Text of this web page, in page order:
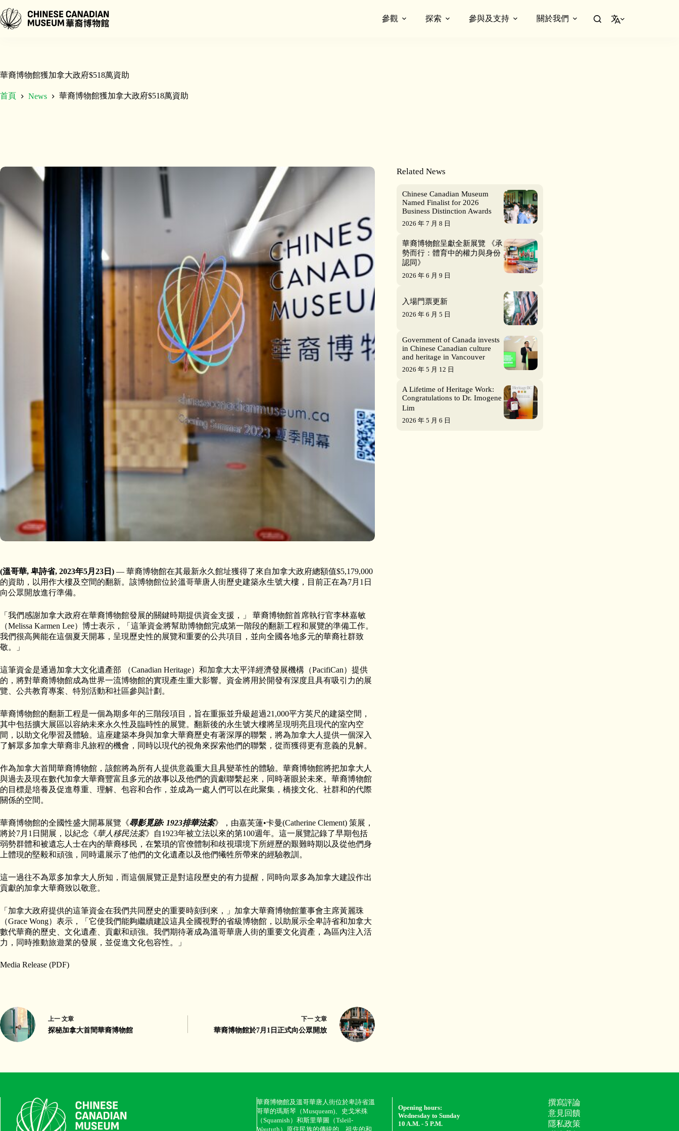
至
主
參觀 探索 參與及支持 關於我們
繁體中文
華裔博物館獲加拿大政府$518萬資助
首頁 News 華裔博物館獲加拿大政府$518萬資助
(溫哥華, 卑詩省, 2023年5月23日) — 華裔博物館在其最新永久館址獲得了來自加拿大政府總額值$5,179,000
的資助，以用作大樓及空間的翻新。該博物館位於溫哥華唐人街歷史建築永生號大樓，目前正在為7月1日
向公眾開放進行準備。
「我們感謝加拿大政府在華裔博物館發展的關鍵時期提供資金支援，」 華裔博物館首席執行官李林嘉敏
（Melissa Karmen Lee）博士表示，「這筆資金將幫助博物館完成第一階段的翻新工程和展覽的準備工作。
我們很高興能在這個夏天開幕，呈現歷史性的展覽和重要的公共項目，並向全國各地多元的華裔社群致
敬。」
這筆資金是通過加拿大文化遺產部 （Canadian Heritage）和加拿大太平洋經濟發展機構（PacifiCan）提供
的，將對華裔博物館成為世界一流博物館的實現產生重大影響。資金將用於開發有深度且具有吸引力的展
覽、公共教育專案、特別活動和社區參與計劃。
華裔博物館的翻新工程是一個為期多年的三階段項目，旨在重振並升級超過21,000平方英尺的建築空間，
其中包括擴大展區以容納未來永久性及臨時性的展覽。翻新後的永生號大樓將呈現明亮且現代的室內空
間，以助文化學習及體驗。這座建築本身與加拿大華裔歷史有著深厚的聯繫，將為加拿大人提供一個深入
了解眾多加拿大華裔非凡旅程的機會，同時以現代的視角來探索他們的聯繫，從而獲得更有意義的見解。
作為加拿大首間華裔博物館，該館將為所有人提供意義重大且具變革性的體驗。華裔博物館將把加拿大人
與過去及現在數代加拿大華裔豐富且多元的故事以及他們的貢獻聯繫起來，同時著眼於未來。華裔博物館
的目標是培養及促進尊重、理解、包容和合作，並成為一處人們可以在此聚集，橋接文化、社群和的代際
關係的空間。
華裔博物館的全國性盛大開幕展覽《尋影覓跡: 1923排華法案》，由嘉芙蓮•卡曼(Catherine Clement) 策展，
將於7月1日開展，以紀念《華人移民法案》自1923年被立法以來的第100週年。這一展覽記錄了早期包括
弱勢群體和被遺忘人士在內的華裔移民，在繁瑣的官僚體制和歧視環境下所經歷的艱難時期以及從他們身
上體現的堅毅和頑強，同時還展示了他們的文化遺產以及他們犧牲所帶來的經驗教訓。
這一過往不為眾多加拿大人所知，而這個展覽正是對這段歷史的有力提醒，同時向眾多為加拿大建設作出
貢獻的加拿大華裔致以敬意。
「加拿大政府提供的這筆資金在我們共同歷史的重要時刻到來，」加拿大華裔博物館董事會主席黃麗珠
（Grace Wong）表示，「它使我們能夠繼續建設這具全國視野的省級博物館，以助展示全卑詩省和加拿大
數代華裔的歷史、文化遺產、貢獻和頑強。我們期待著成為溫哥華唐人街的重要文化資產，為區內注入活
力，同時推動旅遊業的發展，並促進文化包容性。」
Media Release (PDF)
上一 文章
探秘加拿大首間華裔博物館
下一 文章
華裔博物館於7月1日正式向公眾開放
Related News
Chinese Canadian Museum
Named Finalist for 2026
Business Distinction Awards
2026 年 7 月 8 日
華裔博物館呈獻全新展覽 《承
勢而行：體育中的權力與身份
認同》
2026 年 6 月 9 日
入場門票更新
2026 年 6 月 5 日
Government of Canada invests
in Chinese Canadian culture
and heritage in Vancouver
2026 年 5 月 12 日
A Lifetime of Heritage Work:
Congratulations to Dr. Imogene
Lim
2026 年 5 月 6 日
華裔博物館及溫哥華唐人街位於卑詩省溫
哥華的瑪斯琴（Musqueam)、史戈米殊
（Squamish）和斯里華圖（Tsleil-
Waututh）原住民族的傳統的、祖先的和
Opening hours:
Wednesday to Sunday
10 A.M. - 5 P.M.
撰寫評論
意見回饋
隱私政策